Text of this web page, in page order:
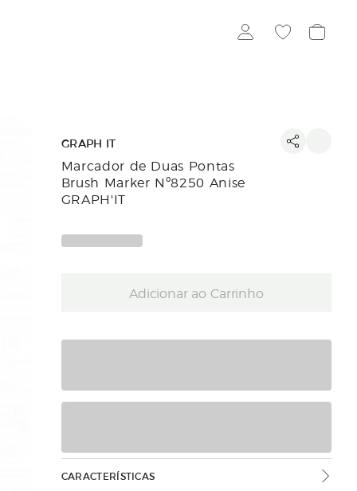
GRAPH IT
Marcador de Duas Pontas
Brush Marker Nº8250 Anise
GRAPH'IT
Adicionar ao Carrinho
CARACTERÍSTICAS